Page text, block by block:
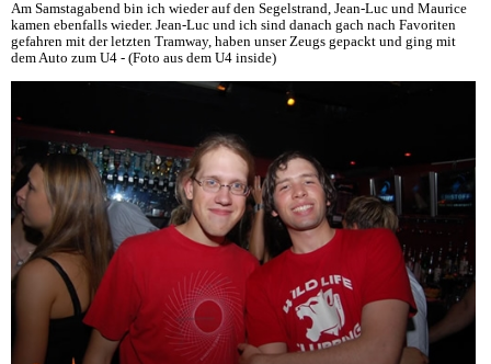
Am Samstagabend bin ich wieder auf den Segelstrand, Jean-Luc und Maurice
kamen ebenfalls wieder. Jean-Luc und ich sind danach gach nach Favoriten
gefahren mit der letzten Tramway, haben unser Zeugs gepackt und ging mit
dem Auto zum U4 - (Foto aus dem U4 inside)